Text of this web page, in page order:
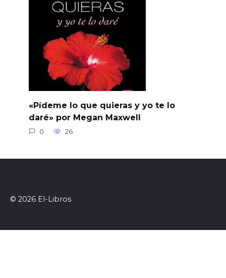
«Pídeme lo que quieras y yo te lo
daré» por Megan Maxwell
0 26
© 2026 El-Libros